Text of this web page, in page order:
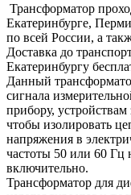
Трансформатор
Екатеринбурге,
по всей России, а
Доставка до
Екатеринбургу
Данный
сигнала
прибору,
чтобы изолировать
напряжения в
частоты 50 или 60 Гц
включительно.
Трансформатор для